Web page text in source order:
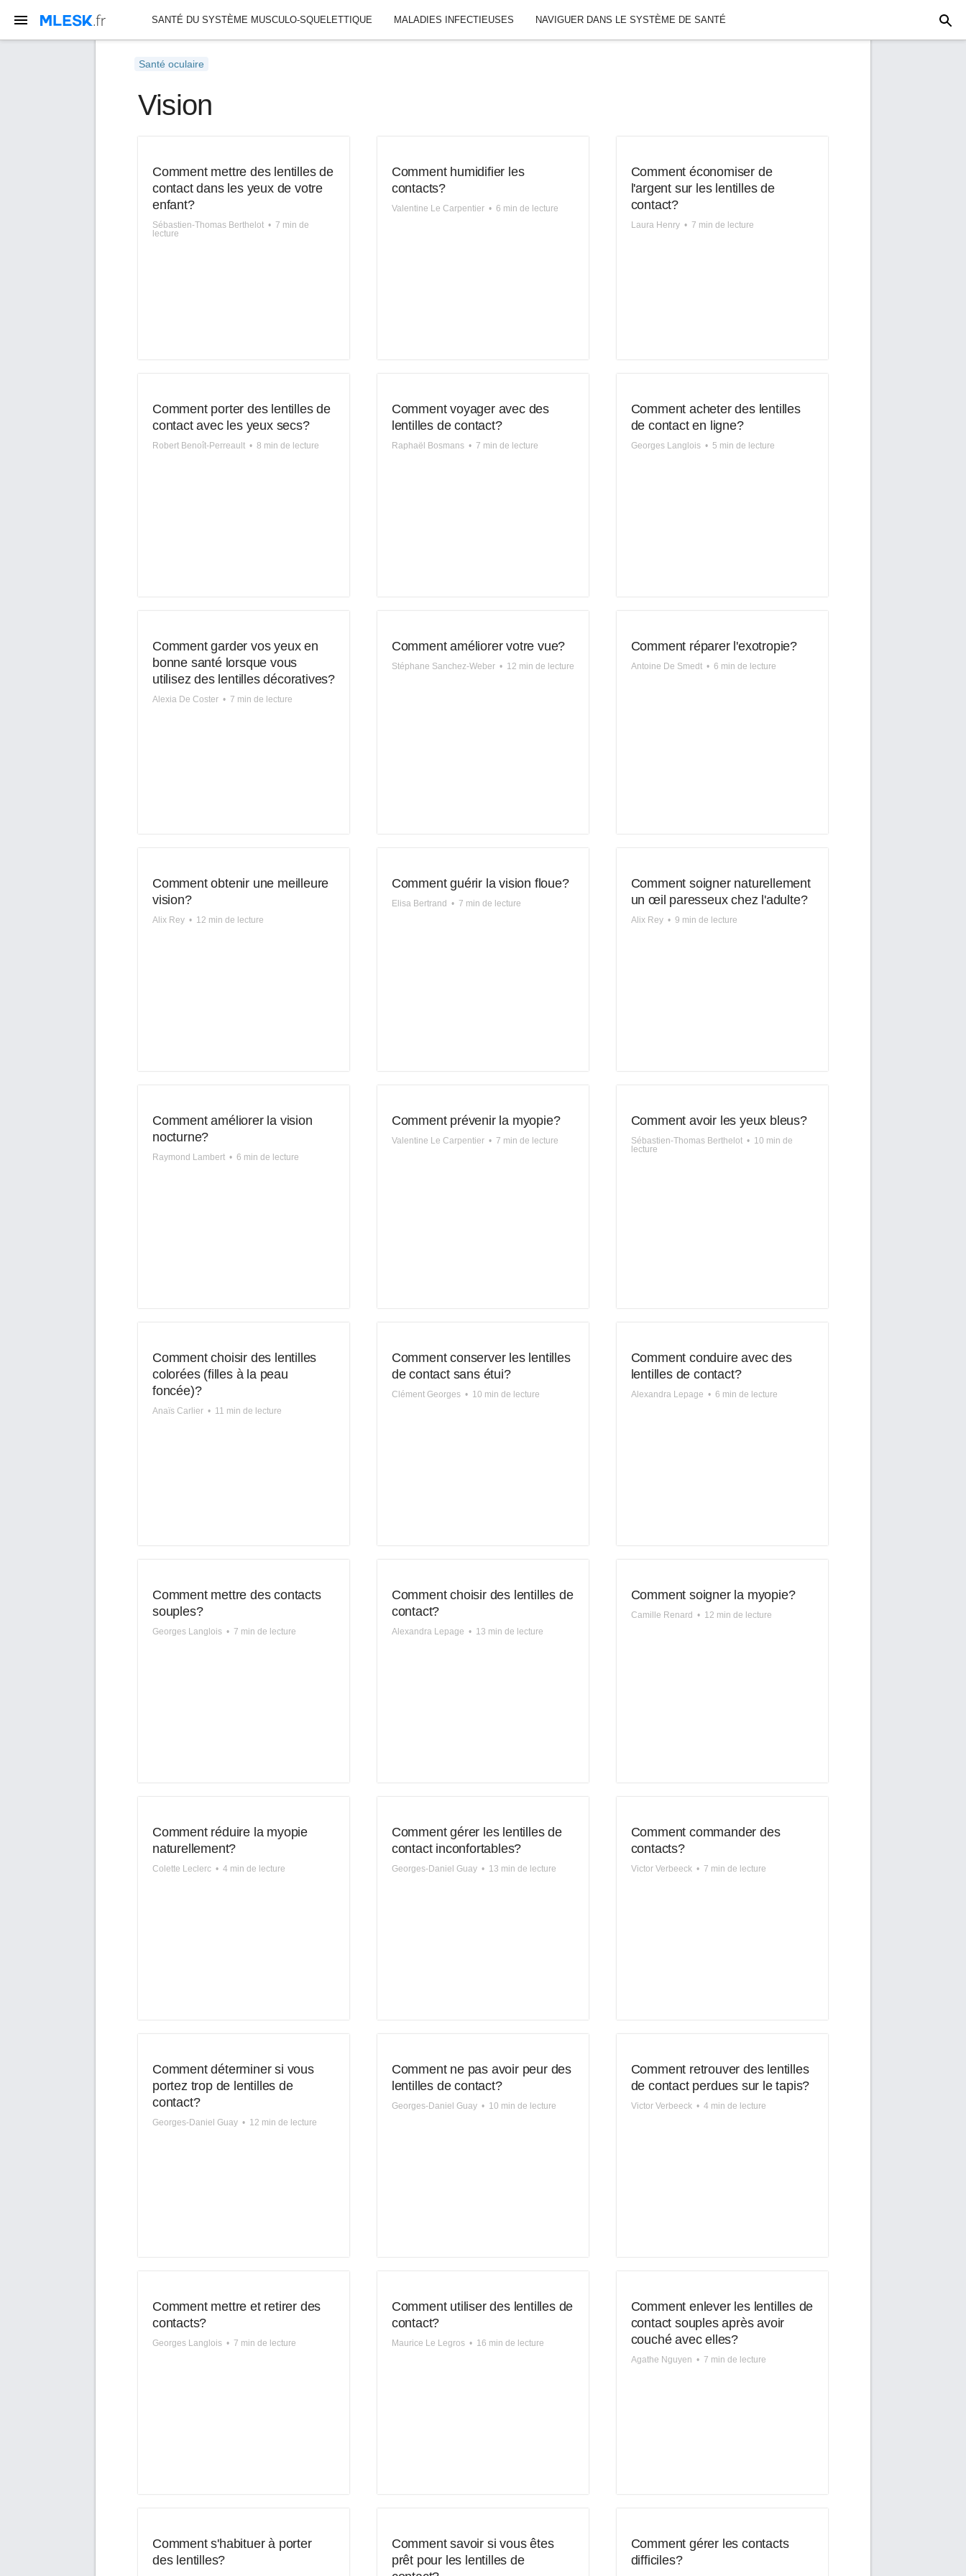
SANTÉ DU SYSTÈME MUSCULO-SQUELETTIQUE MALADIES INFECTIEUSES NAVIGUER DANS LE SYSTÈME DE SANTÉ
SANTÉ DU SYSTÈME RESPIRATOIRE
Santé oculaire
Vision
Comment mettre des lentilles de
contact dans les yeux de votre
enfant?
Sébastien-Thomas Berthelot • 7 min de
lecture
Comment humidifier les
contacts?
Valentine Le Carpentier • 6 min de lecture
Comment économiser de
l'argent sur les lentilles de
contact?
Laura Henry • 7 min de lecture
Comment porter des lentilles de
contact avec les yeux secs?
Robert Benoît-Perreault • 8 min de lecture
Comment voyager avec des
lentilles de contact?
Raphaël Bosmans • 7 min de lecture
Comment acheter des lentilles
de contact en ligne?
Georges Langlois • 5 min de lecture
Comment garder vos yeux en
bonne santé lorsque vous
utilisez des lentilles décoratives?
Alexia De Coster • 7 min de lecture
Comment améliorer votre vue?
Stéphane Sanchez-Weber • 12 min de lecture
Comment réparer l'exotropie?
Antoine De Smedt • 6 min de lecture
Comment obtenir une meilleure
vision?
Alix Rey • 12 min de lecture
Comment guérir la vision floue?
Elisa Bertrand • 7 min de lecture
Comment soigner naturellement
un œil paresseux chez l'adulte?
Alix Rey • 9 min de lecture
Comment améliorer la vision
nocturne?
Raymond Lambert • 6 min de lecture
Comment prévenir la myopie?
Valentine Le Carpentier • 7 min de lecture
Comment avoir les yeux bleus?
Sébastien-Thomas Berthelot • 10 min de
lecture
Comment choisir des lentilles
colorées (filles à la peau
foncée)?
Anaïs Carlier • 11 min de lecture
Comment conserver les lentilles
de contact sans étui?
Clément Georges • 10 min de lecture
Comment conduire avec des
lentilles de contact?
Alexandra Lepage • 6 min de lecture
Comment mettre des contacts
souples?
Georges Langlois • 7 min de lecture
Comment choisir des lentilles de
contact?
Alexandra Lepage • 13 min de lecture
Comment soigner la myopie?
Camille Renard • 12 min de lecture
Comment réduire la myopie
naturellement?
Colette Leclerc • 4 min de lecture
Comment gérer les lentilles de
contact inconfortables?
Georges-Daniel Guay • 13 min de lecture
Comment commander des
contacts?
Victor Verbeeck • 7 min de lecture
Comment déterminer si vous
portez trop de lentilles de
contact?
Georges-Daniel Guay • 12 min de lecture
Comment ne pas avoir peur des
lentilles de contact?
Georges-Daniel Guay • 10 min de lecture
Comment retrouver des lentilles
de contact perdues sur le tapis?
Victor Verbeeck • 4 min de lecture
Comment mettre et retirer des
contacts?
Georges Langlois • 7 min de lecture
Comment utiliser des lentilles de
contact?
Maurice Le Legros • 16 min de lecture
Comment enlever les lentilles de
contact souples après avoir
couché avec elles?
Agathe Nguyen • 7 min de lecture
Comment s'habituer à porter
des lentilles?
Comment savoir si vous êtes
prêt pour les lentilles de
Comment gérer les contacts
difficiles?